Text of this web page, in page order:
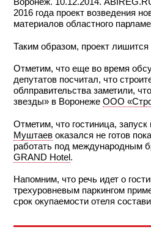
2016 года проект возведения
материалов областного
Таким образом, проект лишится
Отметим, что еще во время
депутатов посчитал, что
облправительства заметили,
звезды» в Воронеже ООО
Отметим, что гостиница,
Муштаев оказался не готов
работать под международным
GRAND Hotel.
Напомним, что речь идет о
трехуровневым паркингом
срок окупаемости отеля